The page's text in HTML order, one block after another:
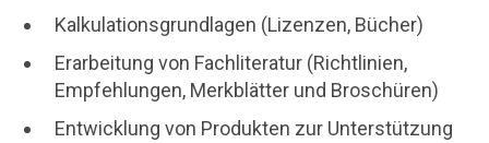
Kalkulationsgrundlagen (Lizenzen, Bücher)
Erarbeitung von Fachliteratur (Richtlinien,
Empfehlungen, Merkblätter und Broschüren)
Entwicklung von Produkten zur Unterstützung